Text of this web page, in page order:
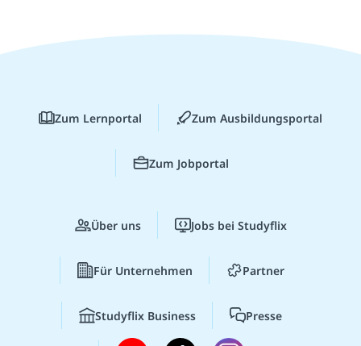
Zum Lernportal Zum Ausbildungsportal
Zum Jobportal
Über uns Jobs bei Studyflix
Für Unternehmen Partner
Studyflix Business Presse